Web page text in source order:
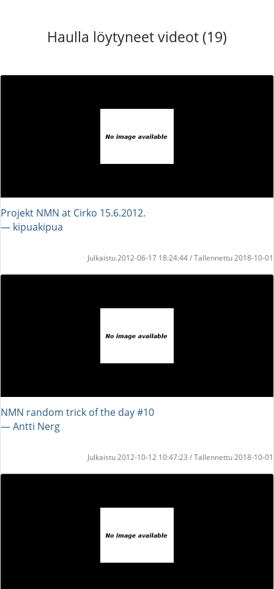
Haulla löytyneet videot (19)
Projekt NMN at Cirko 15.6.2012.
― kipuakipua
Julkaistu 2012-06-17 18:24:44 / Tallennettu 2018-10-01
NMN random trick of the day #10
― Antti Nerg
Julkaistu 2012-10-12 10:47:23 / Tallennettu 2018-10-01